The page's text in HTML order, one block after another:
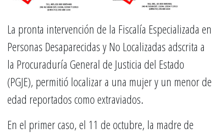
La pronta intervención de la Fiscalía Especializada en
Personas Desaparecidas y No Localizadas adscrita a
la Procuraduría General de Justicia del Estado
(PGJE), permitió localizar a una mujer y un menor de
edad reportados como extraviados.
En el primer caso, el 11 de octubre, la madre de